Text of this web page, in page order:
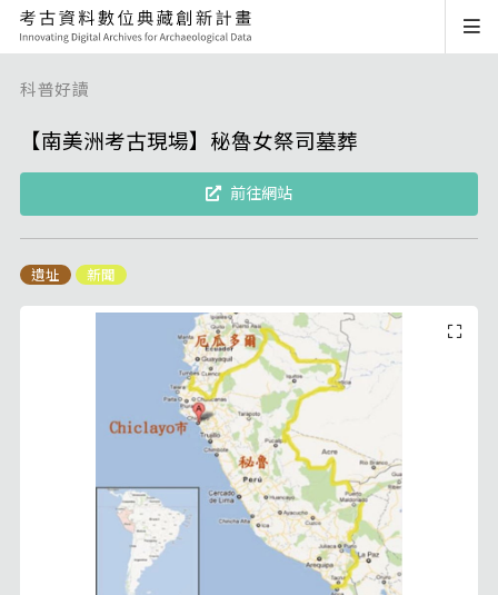
科普好讀
【南美洲考古現場】秘魯女祭司墓葬
前往網站
遺址 新聞